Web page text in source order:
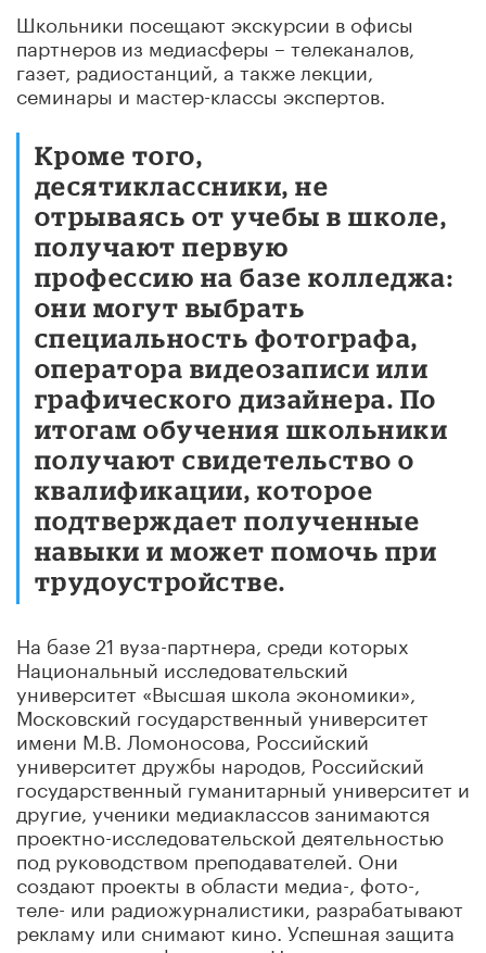
Школьники посещают экскурсии в офисы
партнеров из медиасферы – телеканалов,
газет, радиостанций, а также лекции,
семинары и мастер-классы экспертов.
Кроме того,
десятиклассники, не
отрываясь от учебы в школе,
получают первую
профессию на базе колледжа:
они могут выбрать
специальность фотографа,
оператора видеозаписи или
графического дизайнера. По
итогам обучения школьники
получают свидетельство о
квалификации, которое
подтверждает полученные
навыки и может помочь при
трудоустройстве.
На базе 21 вуза-партнера, среди которых
Национальный исследовательский
университет «Высшая школа экономики»,
Московский государственный университет
имени М.В. Ломоносова, Российский
университет дружбы народов, Российский
государственный гуманитарный университет и
другие, ученики медиаклассов занимаются
проектно-исследовательской деятельностью
под руководством преподавателей. Они
создают проекты в области медиа-, фото-,
теле- или радиожурналистики, разрабатывают
рекламу или снимают кино. Успешная защита